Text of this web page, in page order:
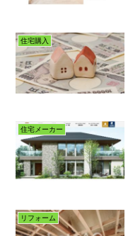
住宅購入
住宅メーカー
リフォーム